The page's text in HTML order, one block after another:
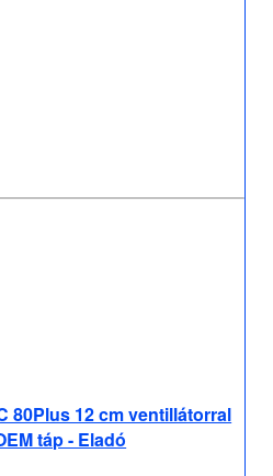
80Plus 12 cm ventillátorral
táp - Eladó